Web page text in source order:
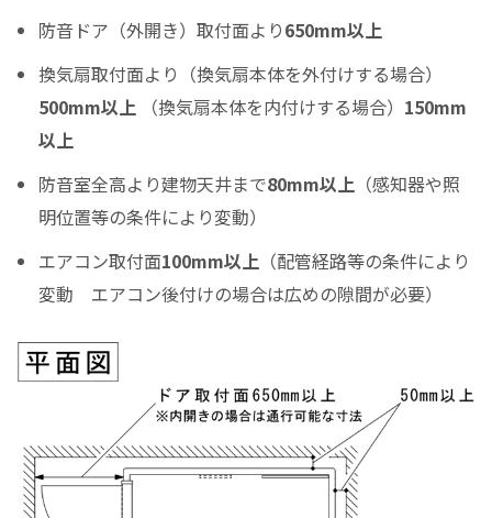
ボーナス月の加算金額
0
ボーナス月の加算（上乗せ）金額をスライドして下さい（1万円単位）
シュミレーション結果
月々のお支払金額
（初回月のみ）お支払金額
実質年率%
防音ドア（外開き）取付面より650mm以上
換気扇取付面より（換気扇本体を外付けする場合）
500mm以上 （換気扇本体を内付けする場合） 150mm
以上
防音室全高より建物天井まで80mm以上 （感知器や照
明位置等の条件により変動）
エアコン取付面100mm以上 （配管経路等の条件により
変動 エアコン後付けの場合は広めの隙間が必要）